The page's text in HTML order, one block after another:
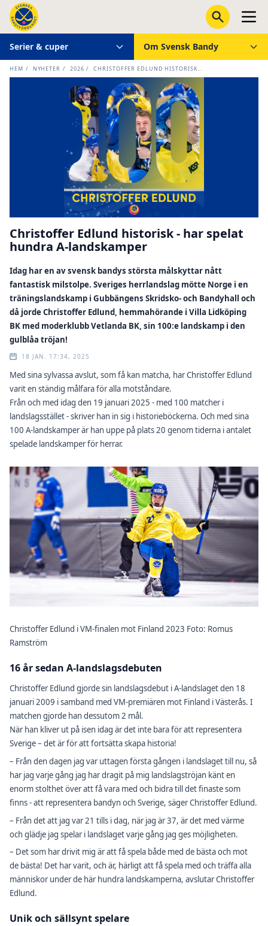
Serier & cuper Om Svensk Bandy
HEM / NYHETER / 2026 / CHRISTOFFER EDLUND HISTORISK...
Christoffer Edlund historisk - har spelat
hundra A-landskamper
Idag har en av svensk bandys största målskyttar nått
fantastisk milstolpe. Sveriges herrlandslag mötte Norge i en
träningslandskamp i Gubbängens Skridsko- och Bandyhall och
då jorde Christoffer Edlund, hemmahörande i Villa Lidköping
BK med moderklubb Vetlanda BK, sin 100:e landskamp i den
gulblåa tröjan!
18 JAN. 17:34, 2025
Med sina sylvassa avslut, som få kan matcha, har Christoffer Edlund
varit en ständig målfara för alla motståndare.
Från och med idag den 19 januari 2025 - med 100 matcher i
landslagsstället - skriver han in sig i historieböckerna. Och med sina
100 A-landskamper är han uppe på plats 20 genom tiderna i antalet
spelade landskamper för herrar.
Christoffer Edlund i VM-finalen mot Finland 2023 Foto: Romus
Ramström
16 år sedan A-landslagsdebuten
Christoffer Edlund gjorde sin landslagsdebut i A-landslaget den 18
januari 2009 i samband med VM-premiären mot Finland i Västerås. I
matchen gjorde han dessutom 2 mål.
När han kliver ut på isen idag är det inte bara för att representera
Sverige – det är för att fortsätta skapa historia!
– Från den dagen jag var uttagen första gången i landslaget till nu, så
har jag varje gång jag har dragit på mig landslagströjan känt en
enorm stolthet över att få vara med och bidra till det finaste som
finns - att representera bandyn och Sverige, säger Christoffer Edlund.
– Från det att jag var 21 tills i dag, när jag är 37, är det med värme
och glädje jag spelar i landslaget varje gång jag ges möjligheten.
– Det som har drivit mig är att få spela både med de bästa och mot
de bästa! Det har varit, och är, härligt att få spela med och träffa alla
människor under de här hundra landskamperna, avslutar Christoffer
Edlund.
Unik och sällsynt spelare